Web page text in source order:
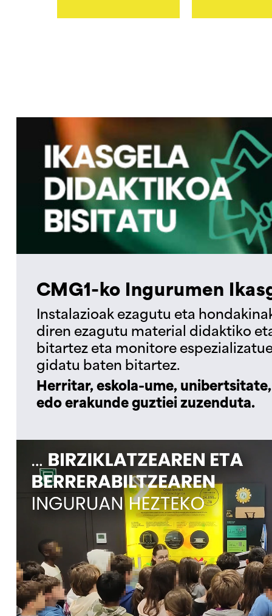
CMG1-ko Ingurumen
Instalazioak ezagutu eta
diren ezagutu material didaktiko
bitartez eta monitore
gidatu baten bitartez.
Herritar, eskola-ume,
edo erakunde guztiei zuzenduta.